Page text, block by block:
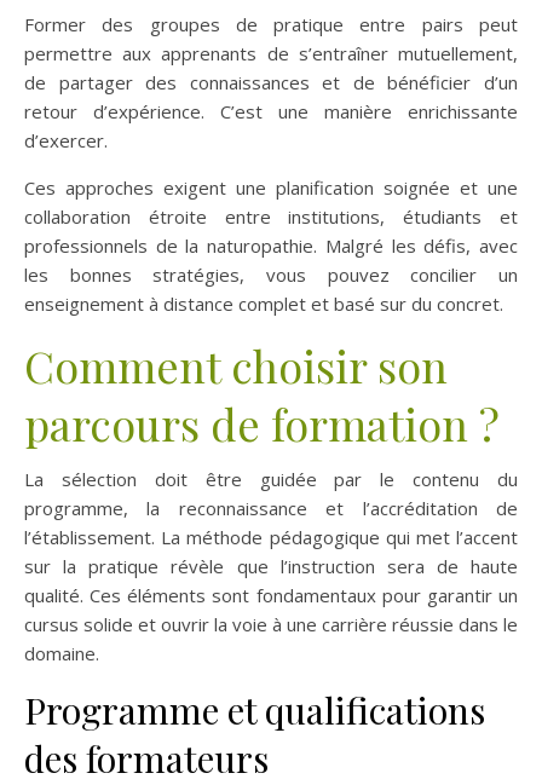
Former des groupes de pratique entre pairs peut
permettre aux apprenants de s’entraîner mutuellement,
de partager des connaissances et de bénéficier d’un
retour d’expérience. C’est une manière enrichissante
d’exercer.
Ces approches exigent une planification soignée et une
collaboration étroite entre institutions, étudiants et
professionnels de la naturopathie. Malgré les défis, avec
les bonnes stratégies, vous pouvez concilier un
enseignement à distance complet et basé sur du concret.
Comment choisir son
parcours de formation ?
La sélection doit être guidée par le contenu du
programme, la reconnaissance et l’accréditation de
l’établissement. La méthode pédagogique qui met l’accent
sur la pratique révèle que l’instruction sera de haute
qualité. Ces éléments sont fondamentaux pour garantir un
cursus solide et ouvrir la voie à une carrière réussie dans le
domaine.
Programme et qualifications
des formateurs